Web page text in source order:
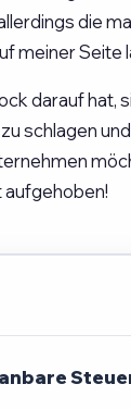
die
meiner Seite
darauf hat,
schlagen